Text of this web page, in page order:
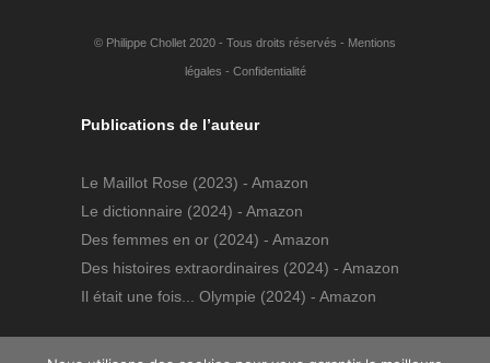
© Philippe Chollet 2020 - Tous droits réservés - Mentions
légales - Confidentialité
Publications de l’auteur
Le Maillot Rose (2023) - Amazon
Le dictionnaire (2024) - Amazon
Des femmes en or (2024) - Amazon
Des histoires extraordinaires (2024) - Amazon
Il était une fois... Olympie (2024) - Amazon